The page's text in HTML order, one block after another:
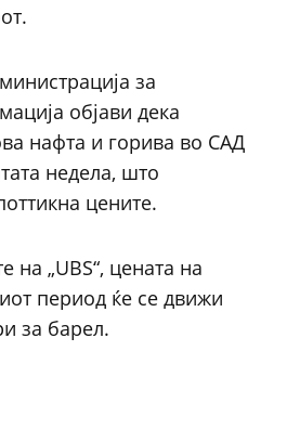
за
објави дека
нафта и горива во САД
недела, што
цените.
на „UBS“, цената на
период ќе се движи
за барел.